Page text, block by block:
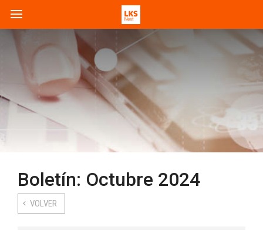
Boletín: Octubre 2024
VOLVER